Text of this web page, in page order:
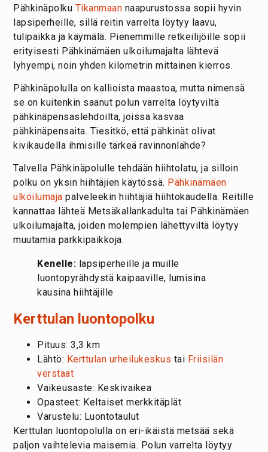
Pähkinäpolku Tikanmaan naapurustossa sopii hyvin
lapsiperheille, sillä reitin varrelta löytyy laavu,
tulipaikka ja käymälä. Pienemmille retkeilijöille sopii
erityisesti Pähkinämäen ulkoilumajalta lähtevä
lyhyempi, noin yhden kilometrin mittainen kierros.
Pähkinäpolulla on kallioista maastoa, mutta nimensä
se on kuitenkin saanut polun varrelta löytyviltä
pähkinäpensaslehdoilta, joissa kasvaa
pähkinäpensaita. Tiesitkö, että pähkinät olivat
kivikaudella ihmisille tärkeä ravinnonlähde?
Talvella Pähkinäpolulle tehdään hiihtolatu, ja silloin
polku on yksin hiihtäjien käytössä. Pähkinämäen
ulkoilumaja palveleekin hiihtäjiä hiihtokaudella. Reitille
kannattaa lähteä Metsäkallankadulta tai Pähkinämäen
ulkoilumajalta, joiden molempien lähettyviltä löytyy
muutamia parkkipaikkoja.
Kenelle: lapsiperheille ja muille
luontopyrähdystä kaipaaville, lumisina
kausina hiihtäjille
Kerttulan luontopolku
Pituus: 3,3 km
Lähtö: Kerttulan urheilukeskus tai Friisilän
verstaat
Vaikeusaste: Keskivaikea
Opasteet: Keltaiset merkkitäplät
Varustelu: Luontotaulut
Kerttulan luontopolulla on eri-ikäistä metsää sekä
paljon vaihtelevia maisemia. Polun varrelta löytyy